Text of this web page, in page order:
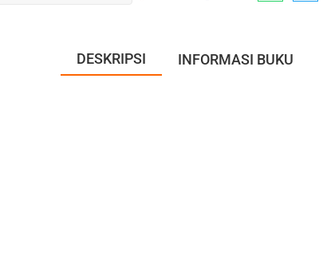
DESKRIPSI INFORMASI BUKU